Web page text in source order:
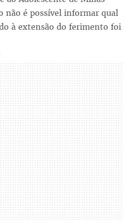
não é possível informar qual
à extensão do ferimento foi